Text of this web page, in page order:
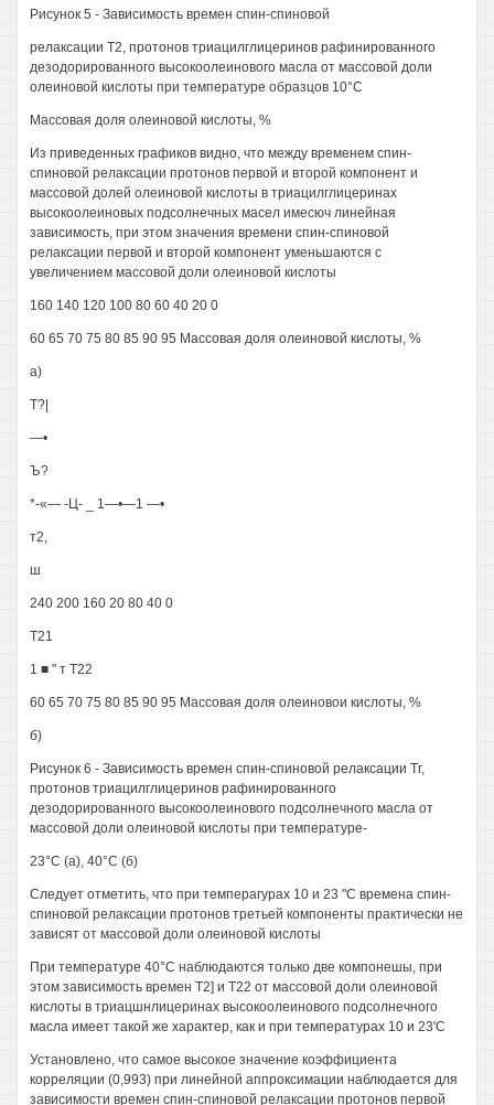
Рисунок 5 - Зависимость времен спин-спиновой
релаксации Т2, протонов триацилглицеринов рафинированного
дезодорированного высокоолеинового масла от массовой доли
олеиновой кислоты при температуре образцов 10°С
Массовая доля олеиновой кислоты, %
Из приведенных графиков видно, что между временем спин-
спиновой релаксации протонов первой и второй компонент и
массовой долей олеиновой кислоты в триацилглицеринах
высокоолеиновых подсолнечных масел имесюч линейная
зависимость, при этом значения времени спин-спиновой
релаксации первой и второй компонент уменьшаются с
увеличением массовой доли олеиновой кислоты
160 140 120 100 80 60 40 20 0
60 65 70 75 80 85 90 95 Массовая доля олеиновой кислоты, %
а)
Т?|
—•
Ъ?
*-«— -Ц- _ 1—•—1 —•
т2,
ш
240 200 160 20 80 40 0
Т21
1 ■ " т Т22
60 65 70 75 80 85 90 95 Массовая доля олеиновои кислоты, %
б)
Рисунок 6 - Зависимость времен спин-спиновой релаксации Тг,
протонов триацилглицеринов рафинированного
дезодорированного высокоолеинового подсолнечного масла от
массовой доли олеиновой кислоты при температуре-
23°С (а), 40°С (б)
Следует отметить, что при темперагурах 10 и 23 "С времена спин-
спиновой релаксации протонов третьей компоненты практически не
зависят от массовой доли олеиновой кислоты
При температуре 40°С наблюдаются только две компонешы, при
этом зависимость времен Т2] и Т22 от массовой доли олеиновой
кислоты в триацшнлицеринах высокоолеинового подсолнечного
масла имеет такой же характер, как и при температурах 10 и 23'С
Установлено, что самое высокое значение коэффициента
корреляции (0,993) при линейной аппроксимации наблюдается для
зависимости времен спин-спиновой релаксации протонов первой